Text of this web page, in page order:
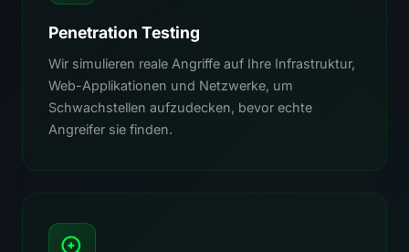
Penetration Testing
Wir simulieren reale Angriffe auf Ihre Infrastruktur,
Web-Applikationen und Netzwerke, um
Schwachstellen aufzudecken, bevor echte
Angreifer sie finden.